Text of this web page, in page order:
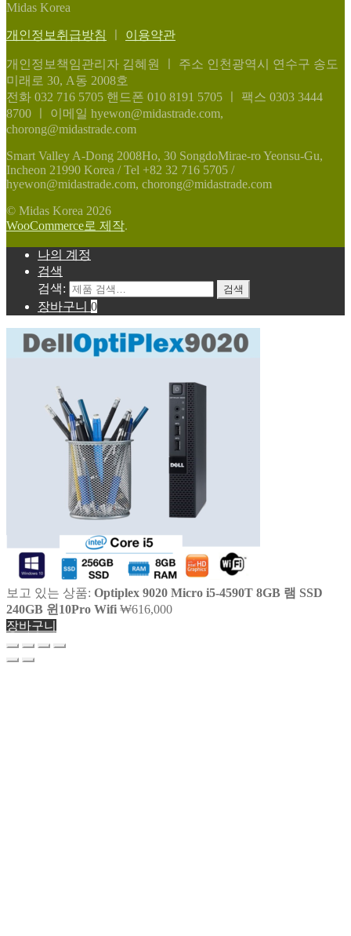
Midas Korea
개인정보취급방침 이용약관
개인정보책임관리자 김혜원
주소 인천광역시 연수구 송도
미래로 30, A동 2008호
전화 032 716 5705 핸드폰 010 8191 5705
팩스 0303 3444
8700
이메일 hyewon@midastrade.com,
chorong@midastrade.com
Smart Valley A-Dong 2008Ho, 30 SongdoMirae-ro Yeonsu-Gu,
Incheon 21990 Korea / Tel +82 32 716 5705 /
hyewon@midastrade.com, chorong@midastrade.com
© Midas Korea 2026
WooCommerce로 제작.
나의 계정
검색
검색:
검색
장바구니 0
보고 있는 상품: Optiplex 9020 Micro i5-4590T 8GB 램 SSD
240GB 윈10Pro Wifi ₩616,000
장바구니